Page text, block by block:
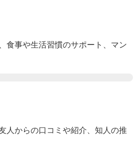
、食事や生活習慣のサポート
、マン
人からの口コミや紹介 、知人の推